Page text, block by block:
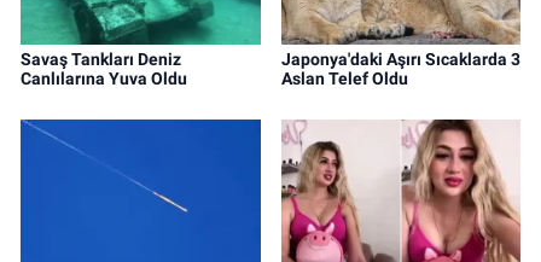
Savaş Tankları Deniz
Canlılarına Yuva Oldu
Japonya'daki Aşırı Sıcaklarda 3
Aslan Telef Oldu